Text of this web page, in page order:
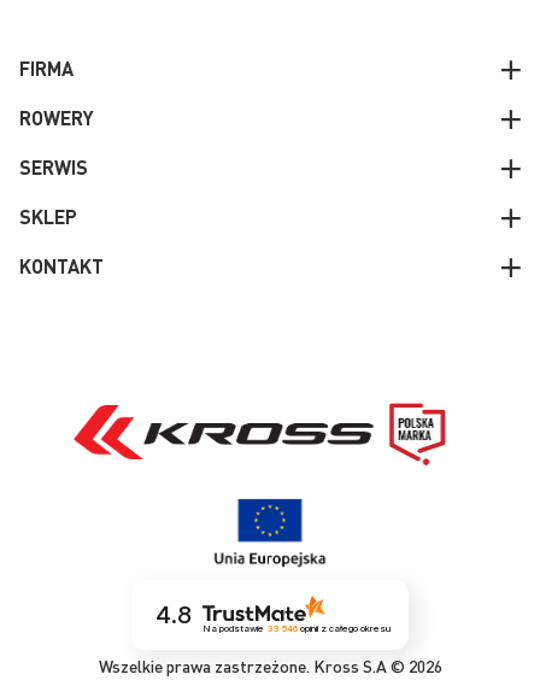
FIRMA
ROWERY
SERWIS
SKLEP
KONTAKT
4.8
Na podstawie 33 546opinii z całego okresu
Wszelkie prawa zastrzeżone. Kross S.A © 2026